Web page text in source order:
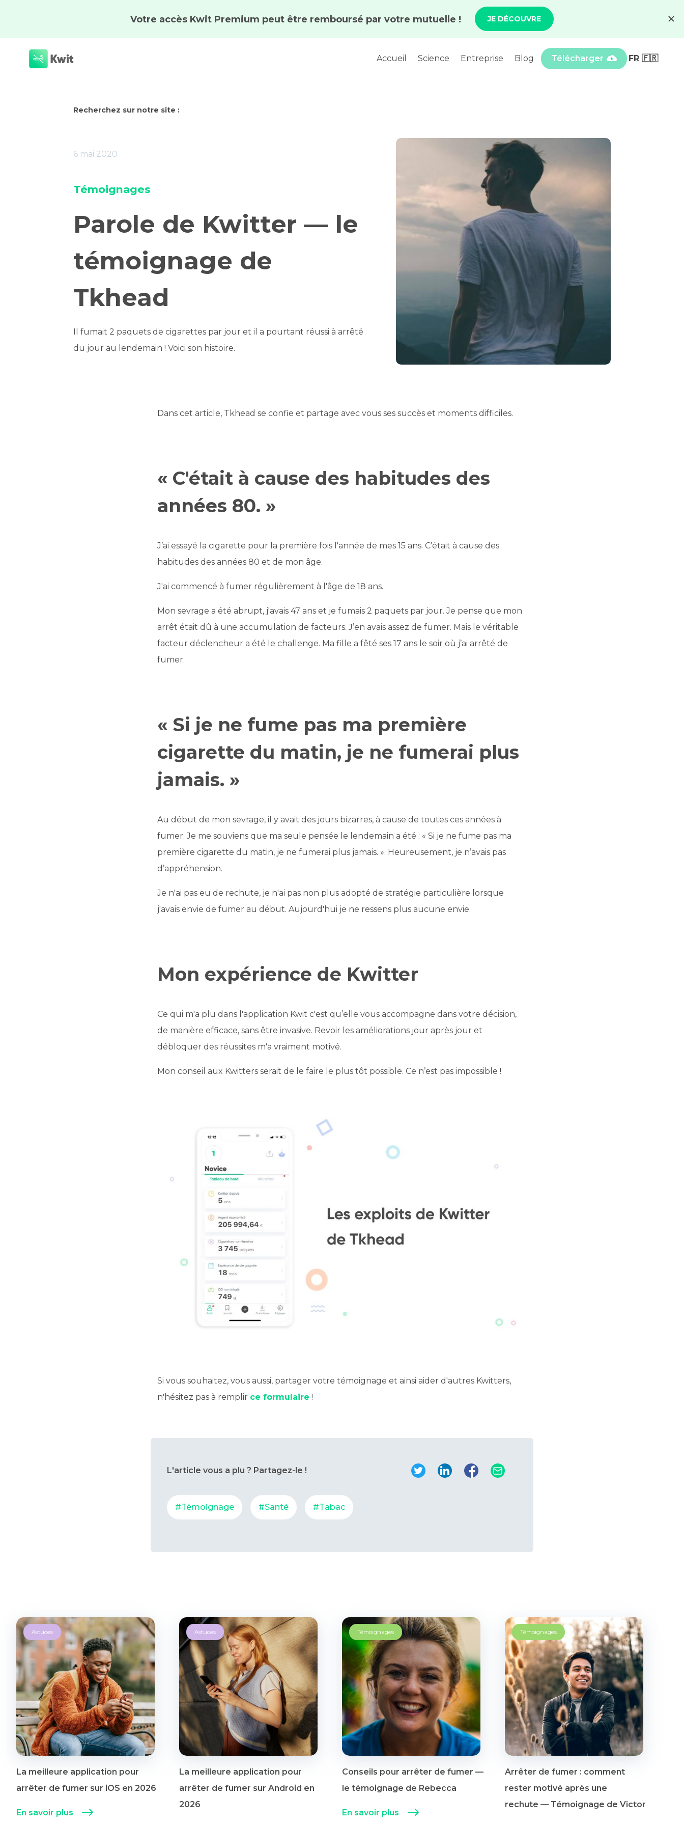
Accueil Science Entreprise Blog Télécharger FR 🇫🇷
Recherchez sur notre site :
6 mai 2020
Témoignages
Parole de Kwitter — le
témoignage de
Tkhead
Il fumait 2 paquets de cigarettes par jour et il a pourtant réussi à arrêté
du jour au lendemain ! Voici son histoire.
Dans cet article, Tkhead se confie et partage avec vous ses succès et moments difficiles.
« C'était à cause des habitudes des
années 80. »
J’ai essayé la cigarette pour la première fois l'année de mes 15 ans. C’était à cause des
habitudes des années 80 et de mon âge.
J'ai commencé à fumer régulièrement à l'âge de 18 ans.
Mon sevrage a été abrupt, j'avais 47 ans et je fumais 2 paquets par jour. Je pense que mon
arrêt était dû à une accumulation de facteurs. J’en avais assez de fumer. Mais le véritable
facteur déclencheur a été le challenge. Ma fille a fêté ses 17 ans le soir où j’ai arrêté de
fumer.
« Si je ne fume pas ma première
cigarette du matin, je ne fumerai plus
jamais. »
Au début de mon sevrage, il y avait des jours bizarres, à cause de toutes ces années à
fumer. Je me souviens que ma seule pensée le lendemain a été : « Si je ne fume pas ma
première cigarette du matin, je ne fumerai plus jamais. ». Heureusement, je n’avais pas
d’appréhension.
Je n'ai pas eu de rechute, je n'ai pas non plus adopté de stratégie particulière lorsque
j'avais envie de fumer au début. Aujourd'hui je ne ressens plus aucune envie.
Mon expérience de Kwitter
Ce qui m'a plu dans l'application Kwit c'est qu’elle vous accompagne dans votre décision,
de manière efficace, sans être invasive. Revoir les améliorations jour après jour et
débloquer des réussites m'a vraiment motivé.
Mon conseil aux Kwitters serait de le faire le plus tôt possible. Ce n’est pas impossible !
Si vous souhaitez, vous aussi, partager votre témoignage et ainsi aider d'autres Kwitters,
n'hésitez pas à remplir ce formulaire !
L'article vous a plu ? Partagez-le !
#Témoignage #Santé #Tabac
Astuces
La meilleure application pour
arrêter de fumer sur iOS en 2026
En savoir plus
Astuces
La meilleure application pour
arrêter de fumer sur Android en
2026
Témoignages
Conseils pour arrêter de fumer —
le témoignage de Rebecca
En savoir plus
Témoignages
Arrêter de fumer : comment
rester motivé après une
rechute — Témoignage de Victor